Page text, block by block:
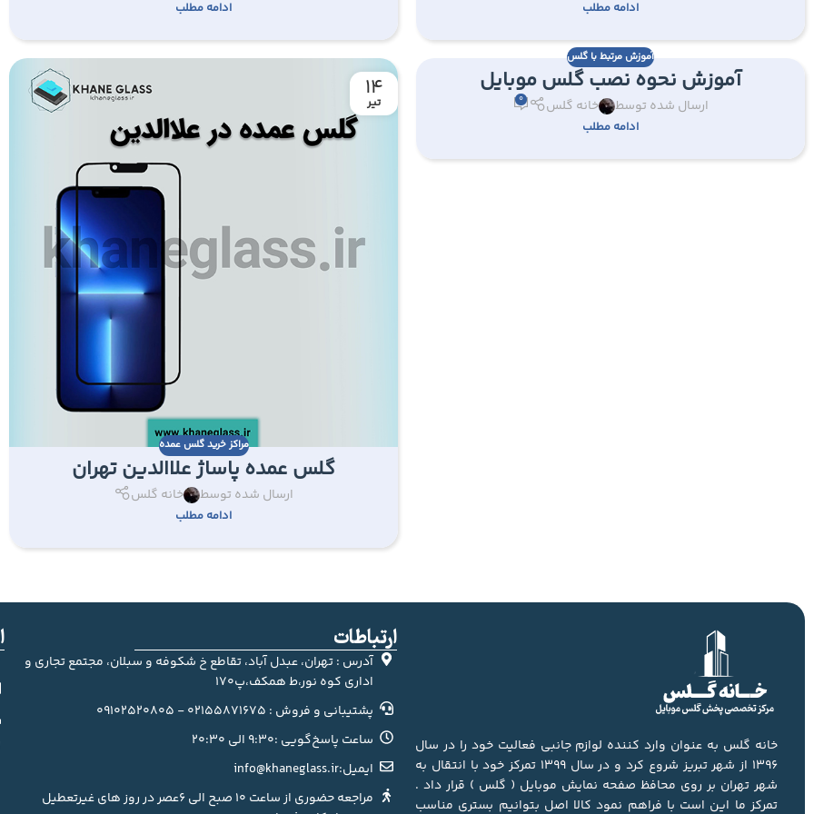
ادامه مطلب ادامه مطلب
آموزش مرتبط با گلس
آموزش نحوه نصب گلس موبایل
ارسال شده توسط خانه گلس 0
ادامه مطلب
14
تیر
مراکز خرید گلس عمده
گلس عمده پاساژ علاالدین تهران
ارسال شده توسط خانه گلس
ادامه مطلب
خانه گلس به عنوان وارد کننده لوازم جانبی فعالیت خود را در سال
1396 از شهر تبریز شروع کرد و در سال 1399 تمرکز خود با انتقال به
شهر تهران بر روی محافظ صفحه نمایش موبایل ( گلس ) قرار داد .
تمرکز ما این است با فراهم نمود کالا اصل بتوانیم بستری مناسب
ارتباطات
آدرس : تهران، عبدل آباد، تقاطع خ شکوفه و سبلان، مجتمع تجاری و
اداری کوه نور،ط همکف،پ170
پشتیبانی و فروش : 02155871675 - 09102520805
ساعت پاسخ‌گویی :9:30 الی 20:30
ایمیل:info@khaneglass.ir
مراجعه حضوری از ساعت 10 صبح الی 6عصر در روز های غیرتعطیل